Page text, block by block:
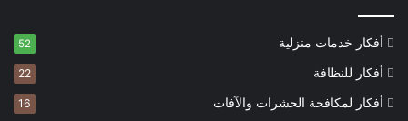
أفكار خدمات منزلية 52
أفكار للنظافة 22
أفكار لمكافحة الحشرات والآفات 16